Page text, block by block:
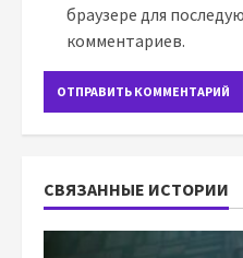
браузере для
комментариев.
СВЯЗАННЫЕ ИСТОРИИ